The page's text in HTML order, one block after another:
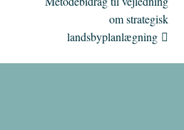
om strategisk
landsbyplanlægning